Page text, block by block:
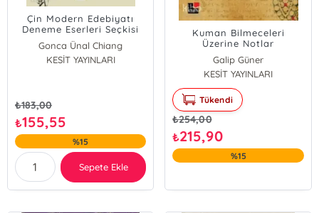
Çin Modern Edebiyatı
Deneme Eserleri Seçkisi
Gonca Ünal Chiang
KESİT YAYINLARI
₺183,00
₺155,55
%15
Sepete Ekle
Kuman Bilmeceleri
Üzerine Notlar
Galip Güner
KESİT YAYINLARI
Tükendi
₺254,00
₺215,90
%15